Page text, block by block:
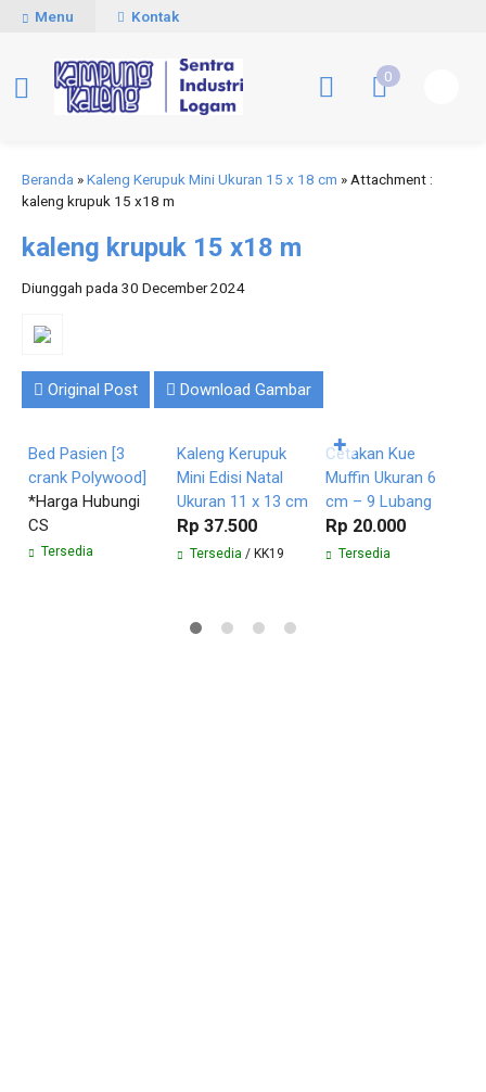
Menu Kontak
0
Beranda »Kaleng Kerupuk Mini Ukuran 15 x 18 cm » Attachment :
kaleng krupuk 15 x18 m
kaleng krupuk 15 x18 m
Diunggah pada 30 December 2024
Original Post Download Gambar
Pesan
Bed Pasien [3
crank Polywood]
*Harga Hubungi
CS
Tersedia
Pesan
Kaleng Kerupuk
Mini Edisi Natal
Ukuran 11 x 13 cm
Rp 37.500
Tersedia / KK19
Cetakan Kue
Muffin Ukuran 6
cm – 9 Lubang
Rp 20.000
Tersedia
✚